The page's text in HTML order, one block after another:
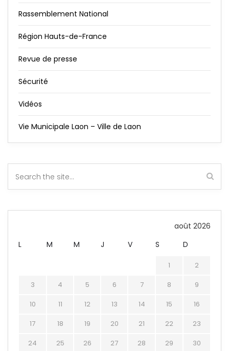
Rassemblement National
Région Hauts-de-France
Revue de presse
Sécurité
Vidéos
Vie Municipale Laon – Ville de Laon
août 2026
L
M M J V S D
1
2
3
4 5 6 7 8
9
10
11 12 13 14 15
16
17
18 19 20 21 22
23
24
25 26 27 28 29 30